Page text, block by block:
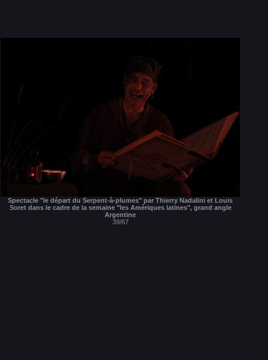
Spectacle "le départ du Serpent-à-plumes" par Thierry Nadalini et Louis
Soret dans le cadre de la semaine "les Amériques latines", grand angle
Argentine
39/67